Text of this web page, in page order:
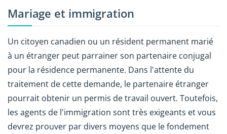
Mariage et immigration
Un citoyen canadien ou un résident permanent marié
à un étranger peut parrainer son partenaire conjugal
pour la résidence permanente. Dans l'attente du
traitement de cette demande, le partenaire étranger
pourrait obtenir un permis de travail ouvert. Toutefois,
les agents de l'immigration sont très exigeants et vous
devrez prouver par divers moyens que le fondement